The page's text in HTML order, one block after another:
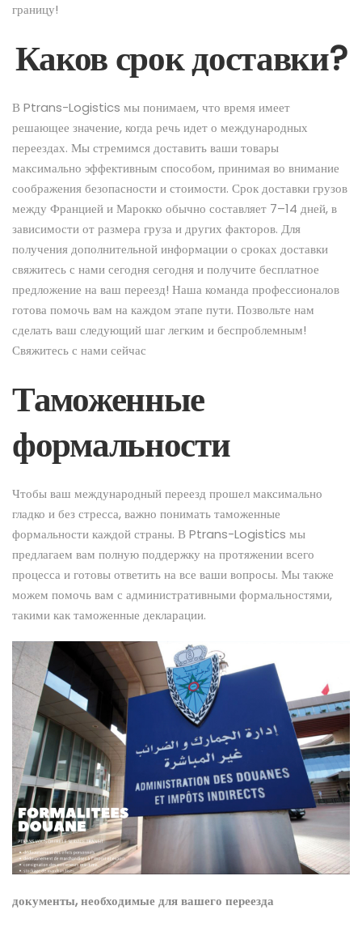
границу!
Каков срок доставки?
В Ptrans-Logistics мы понимаем, что время имеет
решающее значение, когда речь идет о международных
переездах. Мы стремимся доставить ваши товары
максимально эффективным способом, принимая во внимание
соображения безопасности и стоимости. Срок доставки грузов
между Францией и Марокко обычно составляет 7–14 дней, в
зависимости от размера груза и других факторов. Для
получения дополнительной информации о сроках доставки
свяжитесь с нами сегодня сегодня и получите бесплатное
предложение на ваш переезд! Наша команда профессионалов
готова помочь вам на каждом этапе пути. Позвольте нам
сделать ваш следующий шаг легким и беспроблемным!
Свяжитесь с нами сейчас
Таможенные
формальности
Чтобы ваш международный переезд прошел максимально
гладко и без стресса, важно понимать таможенные
формальности каждой страны. В Ptrans-Logistics мы
предлагаем вам полную поддержку на протяжении всего
процесса и готовы ответить на все ваши вопросы. Мы также
можем помочь вам с административными формальностями,
такими как таможенные декларации.
документы, необходимые для вашего переезда